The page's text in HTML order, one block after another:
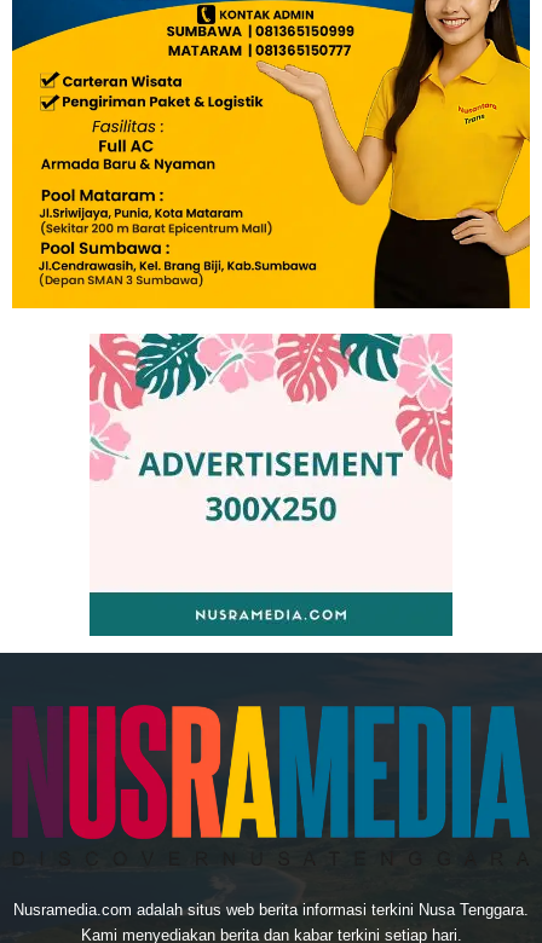
Nusramedia.com adalah situs web berita informasi terkini Nusa Tenggara.
Kami menyediakan berita dan kabar terkini setiap hari.